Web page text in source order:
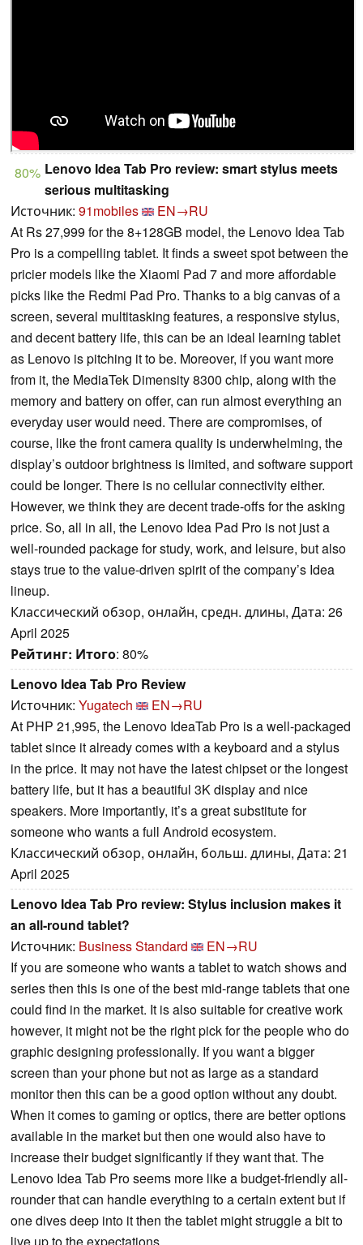
80% Lenovo Idea Tab Pro review: smart stylus meets
serious multitasking
Источник: 91mobiles
EN→RU
At Rs 27,999 for the 8+128GB model, the Lenovo Idea Tab
Pro is a compelling tablet. It finds a sweet spot between the
pricier models like the Xiaomi Pad 7 and more affordable
picks like the Redmi Pad Pro. Thanks to a big canvas of a
screen, several multitasking features, a responsive stylus,
and decent battery life, this can be an ideal learning tablet
as Lenovo is pitching it to be. Moreover, if you want more
from it, the MediaTek Dimensity 8300 chip, along with the
memory and battery on offer, can run almost everything an
everyday user would need. There are compromises, of
course, like the front camera quality is underwhelming, the
display’s outdoor brightness is limited, and software support
could be longer. There is no cellular connectivity either.
However, we think they are decent trade-offs for the asking
price. So, all in all, the Lenovo Idea Pad Pro is not just a
well-rounded package for study, work, and leisure, but also
stays true to the value-driven spirit of the company’s Idea
lineup.
Классический обзор, онлайн, средн. длины, Дата: 26
April 2025
Рейтинг: Итого: 80%
Lenovo Idea Tab Pro Review
Источник: Yugatech
EN→RU
At PHP 21,995, the Lenovo IdeaTab Pro is a well-packaged
tablet since it already comes with a keyboard and a stylus
in the price. It may not have the latest chipset or the longest
battery life, but it has a beautiful 3K display and nice
speakers. More importantly, it’s a great substitute for
someone who wants a full Android ecosystem.
Классический обзор, онлайн, больш. длины, Дата: 21
April 2025
Lenovo Idea Tab Pro review: Stylus inclusion makes it
an all-round tablet?
Источник: Business Standard
EN→RU
If you are someone who wants a tablet to watch shows and
series then this is one of the best mid-range tablets that one
could find in the market. It is also suitable for creative work
however, it might not be the right pick for the people who do
graphic designing professionally. If you want a bigger
screen than your phone but not as large as a standard
monitor then this can be a good option without any doubt.
When it comes to gaming or optics, there are better options
available in the market but then one would also have to
increase their budget significantly if they want that. The
Lenovo Idea Tab Pro seems more like a budget-friendly all-
rounder that can handle everything to a certain extent but if
one dives deep into it then the tablet might struggle a bit to
live up to the expectations.